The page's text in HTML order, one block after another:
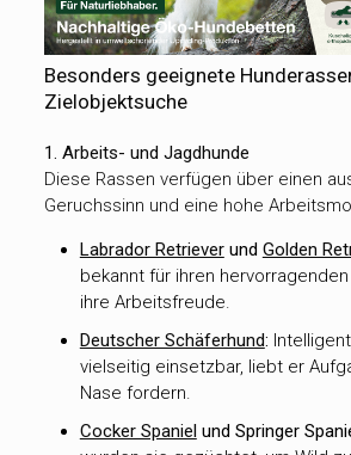
Besonders geeignete
Zielobjektsuche
1. Arbeits- und Jagdhunde
Diese Rassen verfügen über einen
Geruchssinn und eine hohe
Labrador Retrieverund Golden
bekannt für ihren
ihre Arbeitsfreude.
Deutscher Schäferhund:
vielseitig einsetzbar, liebt er
Nase fordern.
Cocker Spanielund Springer